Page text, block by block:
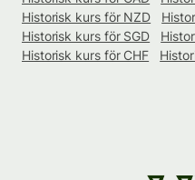
Historisk kurs för NZD
Historisk kurs för SGD
Historisk kurs för CHF